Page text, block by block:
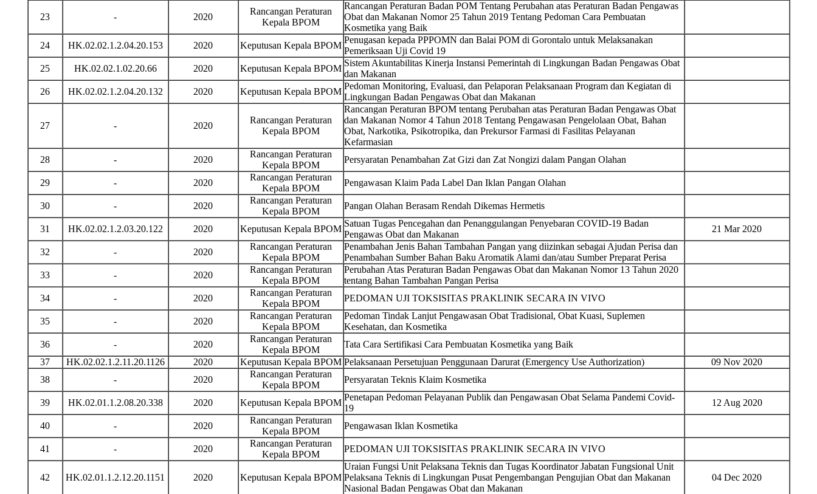
23 - 2020
Rancangan Peraturan
Kepala BPOM
Rancangan Peraturan Badan POM Tentang Perubahan atas Peraturan Badan Pengawas
Obat dan Makanan Nomor 25 Tahun 2019 Tentang Pedoman Cara Pembuatan
Kosmetika yang Baik
24
HK.02.02.1.2.04.20.153 2020 Keputusan Kepala BPOM
Penugasan kepada PPPOMN dan Balai POM di Gorontalo untuk Melaksanakan
Pemeriksaan Uji Covid 19
25
HK.02.02.1.02.20.66 2020 Keputusan Kepala BPOM
Sistem Akuntabilitas Kinerja Instansi Pemerintah di Lingkungan Badan Pengawas Obat
dan Makanan
26
HK.02.02.1.2.04.20.132 2020 Keputusan Kepala BPOM
Pedoman Monitoring, Evaluasi, dan Pelaporan Pelaksanaan Program dan Kegiatan di
Lingkungan Badan Pengawas Obat dan Makanan
27 - 2020
Rancangan Peraturan
Kepala BPOM
Rancangan Peraturan BPOM tentang Perubahan atas Peraturan Badan Pengawas Obat
dan Makanan Nomor 4 Tahun 2018 Tentang Pengawasan Pengelolaan Obat, Bahan
Obat, Narkotika, Psikotropika, dan Prekursor Farmasi di Fasilitas Pelayanan
Kefarmasian
28
- 2020
Rancangan Peraturan
Kepala BPOM
Persyaratan Penambahan Zat Gizi dan Zat Nongizi dalam Pangan Olahan
29 - 2020
Rancangan Peraturan
Kepala BPOM
Pengawasan Klaim Pada Label Dan Iklan Pangan Olahan
30 - 2020
Rancangan Peraturan
Kepala BPOM
Pangan Olahan Berasam Rendah Dikemas Hermetis
31 HK.02.02.1.2.03.20.122 2020 Keputusan Kepala BPOM
Satuan Tugas Pencegahan dan Penanggulangan Penyebaran COVID-19 Badan
Pengawas Obat dan Makanan
21 Mar 2020
32 - 2020
Rancangan Peraturan
Kepala BPOM
Penambahan Jenis Bahan Tambahan Pangan yang diizinkan sebagai Ajudan Perisa dan
Penambahan Sumber Bahan Baku Aromatik Alami dan/atau Sumber Preparat Perisa
33
- 2020
Rancangan Peraturan
Kepala BPOM
Perubahan Atas Peraturan Badan Pengawas Obat dan Makanan Nomor 13 Tahun 2020
tentang Bahan Tambahan Pangan Perisa
34
- 2020
Rancangan Peraturan
Kepala BPOM
PEDOMAN UJI TOKSISITAS PRAKLINIK SECARA IN VIVO
35 - 2020
Rancangan Peraturan
Kepala BPOM
Pedoman Tindak Lanjut Pengawasan Obat Tradisional, Obat Kuasi, Suplemen
Kesehatan, dan Kosmetika
36
- 2020
Rancangan Peraturan
Kepala BPOM
Tata Cara Sertifikasi Cara Pembuatan Kosmetika yang Baik
37
HK.02.02.1.2.11.20.1126 2020 Keputusan Kepala BPOM Pelaksanaan Persetujuan Penggunaan Darurat (Emergency Use Authorization)
09 Nov 2020
38
- 2020
Rancangan Peraturan
Kepala BPOM
Persyaratan Teknis Klaim Kosmetika
39 HK.02.01.1.2.08.20.338 2020 Keputusan Kepala BPOM
Penetapan Pedoman Pelayanan Publik dan Pengawasan Obat Selama Pandemi Covid-
19
12 Aug 2020
40 - 2020
Rancangan Peraturan
Kepala BPOM
Pengawasan Iklan Kosmetika
41 - 2020
Rancangan Peraturan
Kepala BPOM
PEDOMAN UJI TOKSISITAS PRAKLINIK SECARA IN VIVO
42 HK.02.01.1.2.12.20.1151 2020 Keputusan Kepala BPOM
Uraian Fungsi Unit Pelaksana Teknis dan Tugas Koordinator Jabatan Fungsional Unit
Pelaksana Teknis di Lingkungan Pusat Pengembangan Pengujian Obat dan Makanan
Nasional Badan Pengawas Obat dan Makanan
04 Dec 2020